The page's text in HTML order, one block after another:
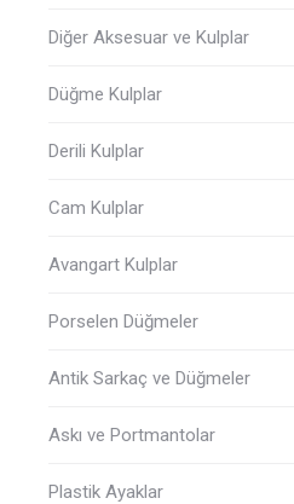
Diğer Aksesuar ve Kulplar
Düğme Kulplar
Derili Kulplar
Cam Kulplar
Avangart Kulplar
Porselen Düğmeler
Antik Sarkaç ve Düğmeler
Askı ve Portmantolar
Plastik Ayaklar